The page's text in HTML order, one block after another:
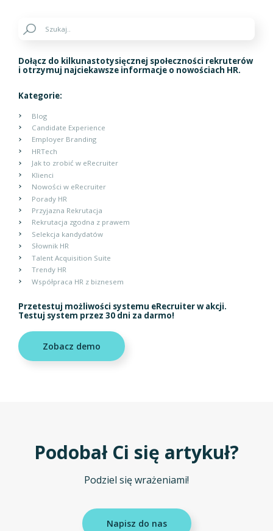
Dołącz do kilkunastotysięcznej społeczności rekruterów
i otrzymuj najciekawsze informacje o nowościach HR.
Kategorie:
Blog
Candidate Experience
Employer Branding
HRTech
Jak to zrobić w eRecruiter
Klienci
Nowości w eRecruiter
Porady HR
Przyjazna Rekrutacja
Rekrutacja zgodna z prawem
Selekcja kandydatów
Słownik HR
Talent Acquisition Suite
Trendy HR
Współpraca HR z biznesem
Przetestuj możliwości systemu eRecruiter w akcji.
Testuj system przez 30 dni za darmo!
Zobacz demo
Podobał Ci się artykuł?
Podziel się wrażeniami!
Napisz do nas